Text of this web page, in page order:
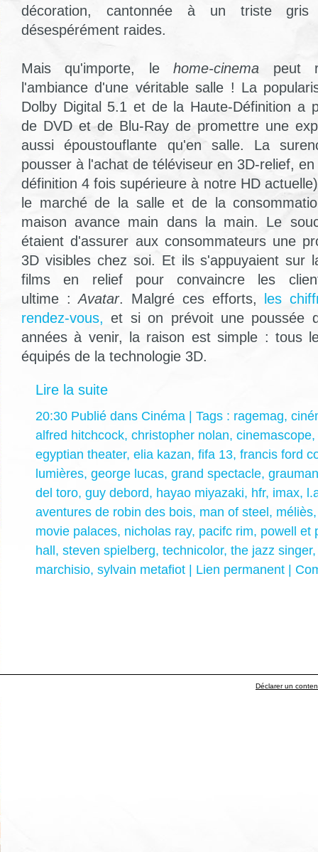
décoration, cantonnée à un triste
désespérément raides.
Mais qu'importe, lehome-cinema peut
l'ambiance d'une véritable salle ! La
Dolby Digital 5.1 et de la Haute-Définition a
de DVD et de Blu-Ray de promettre une
aussi époustouflante qu'en salle. La
pousser à l'achat de téléviseur en 3D-relief,
définition 4 fois supérieure à notre HD
le marché de la salle et de la
maison avance main dans la main. Le
étaient d'assurer aux consommateurs une
3D visibles chez soi. Et ils s'appuyaient sur
films en relief pour convaincre les
ultime :Avatar. Malgré ces efforts,
les
rendez-vous, et si on prévoit une poussée
années à venir, la raison est simple : tous
équipés de la technologie 3D.
Lire la suite
20:30 Publié dans Cinéma | Tags : ragemag,
alfred hitchcock, christopher nolan, cinemascope,
egyptian theater, elia kazan, fifa 13, francis ford
lumières, george lucas, grand spectacle,
del toro, guy debord, hayao miyazaki, hfr, imax,
aventures de robin des bois, man of steel , méliès
movie palaces, nicholas ray, pacifc rim, powell et
hall , steven spielberg, technicolor, the jazz singer
marchisio, sylvain metafiot Lien permanent
Déclarer un